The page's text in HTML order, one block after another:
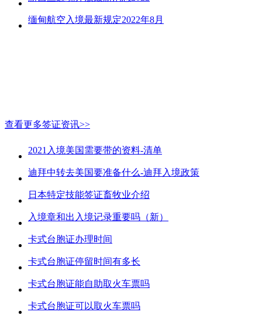
缅甸航空入境最新规定2022年8月
查看更多签证资讯>>
2021入境美国需要带的资料-清单
迪拜中转去美国要准备什么-迪拜入境政策
日本特定技能签证畜牧业介绍
入境章和出入境记录重要吗（新）
卡式台胞证办理时间
卡式台胞证停留时间有多长
卡式台胞证能自助取火车票吗
卡式台胞证可以取火车票吗